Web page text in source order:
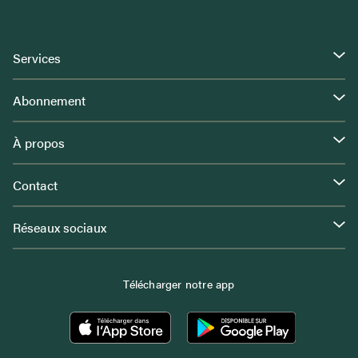
Services
Abonnement
À propos
Contact
Réseaux sociaux
Télécharger notre app